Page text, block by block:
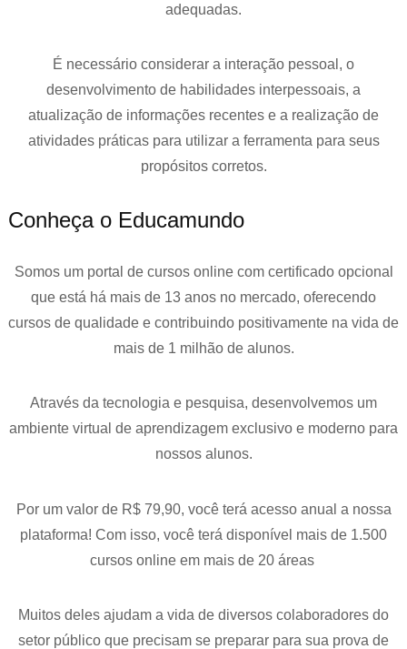
adequadas.
É necessário considerar a interação pessoal, o
desenvolvimento de habilidades interpessoais, a
atualização de informações recentes e a realização de
atividades práticas para utilizar a ferramenta para seus
propósitos corretos.
Conheça o Educamundo
Somos um portal de cursos online com certificado opcional
que está há mais de 13 anos no mercado, oferecendo
cursos de qualidade e contribuindo positivamente na vida de
mais de 1 milhão de alunos.
Através da tecnologia e pesquisa, desenvolvemos um
ambiente virtual de aprendizagem exclusivo e moderno para
nossos alunos.
Por um valor de R$ 79,90, você terá acesso anual a nossa
plataforma! Com isso, você terá disponível mais de 1.500
cursos online em mais de 20 áreas
Muitos deles ajudam a vida de diversos colaboradores do
setor público que precisam se preparar para sua prova de